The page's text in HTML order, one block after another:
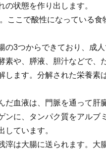
状態を作り出します。
こで酸性になっている食
の3つからできており、成
素や、膵液、胆汁などで、
します。分解された栄養素
だ血液は、門脈を通って肝
ンに、タンパク質をアルブ
ています。
滓は大腸に送られます。大